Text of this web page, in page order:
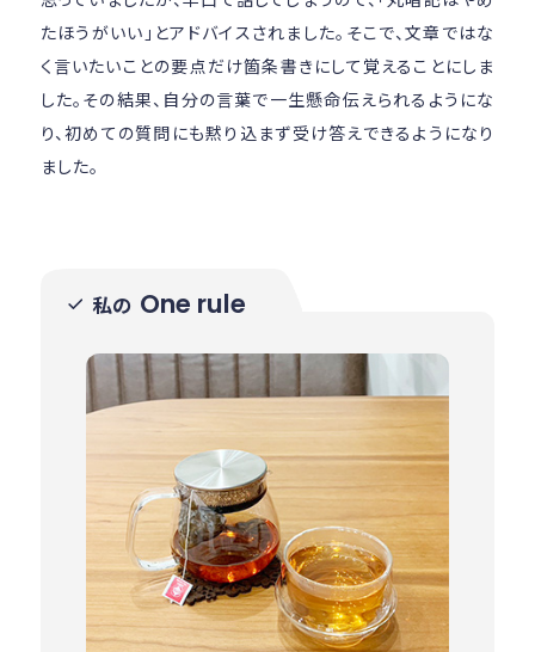
たほうがいい」とアドバイスされました。そこで、文章ではな
く言いたいことの要点だけ箇条書きにして覚えることにしま
した。その結果、自分の言葉で一生懸命伝えられるようにな
り、初めての質問にも黙り込まず受け答えできるようになり
ました。
私の One rule